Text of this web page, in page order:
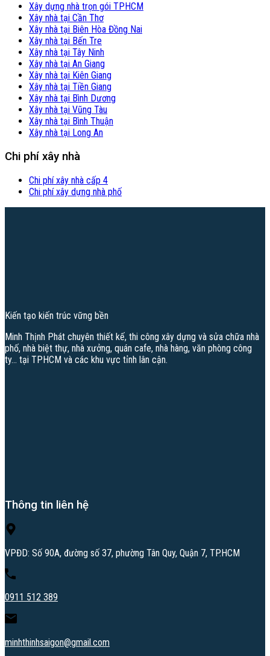
Xây dựng nhà trọn gói TPHCM
Xây nhà tại Cần Thơ
Xây nhà tại Biên Hòa Đồng Nai
Xây nhà tại Bến Tre
Xây nhà tại Tây Ninh
Xây nhà tại An Giang
Xây nhà tại Kiên Giang
Xây nhà tại Tiền Giang
Xây nhà tại Bình Dương
Xây nhà tại Vũng Tàu
Xây nhà tại Bình Thuận
Xây nhà tại Long An
Chi phí xây nhà
Chi phí xây nhà cấp 4
Chi phí xây dựng nhà phố
Kiến tạo kiến trúc vững bền
Minh Thịnh Phát chuyên thiết kế, thi công xây dựng và sửa chữa nhà
phố, nhà biệt thự, nhà xưởng, quán cafe, nhà hàng, văn phòng công
ty… tại TPHCM và các khu vực tỉnh lân cận.
Thông tin liên hệ
VPĐD: Số 90A, đường số 37, phường Tân Quy, Quận 7, TP.HCM
0911 512 389
minhthinhsaigon@gmail.com